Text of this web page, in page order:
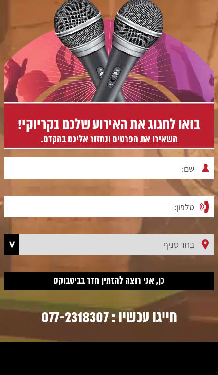
בואו לחגוג את האירוע שלכם בקריוקי!
השאירו את הפרטים ונחזור אליכם בהקדם.
חייגו עכשיו :077-2318307